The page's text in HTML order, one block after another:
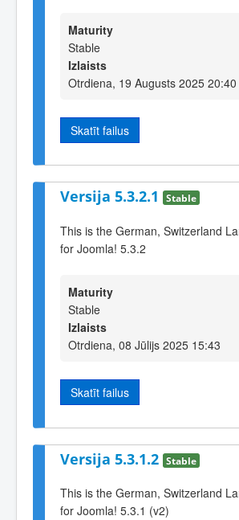
Maturity
Stable
Izlaists
Otrdiena, 19 Augusts 2025 20:40
Skatīt failus
Versija 5.3.2.1 Stable
This is the German, Switzerland
for Joomla! 5.3.2
Maturity
Stable
Izlaists
Otrdiena, 08 Jūlijs 2025 15:43
Skatīt failus
Versija 5.3.1.2 Stable
This is the German, Switzerland
for Joomla! 5.3.1 (v2)